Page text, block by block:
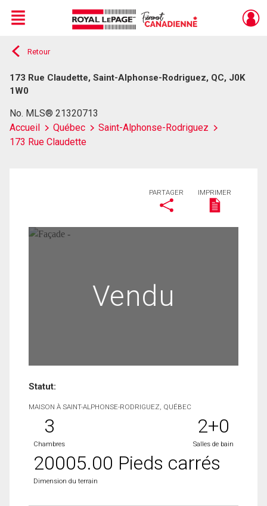
Live
En Direct
Menu
Retour
173 Rue Claudette, Saint-Alphonse-Rodriguez, QC, J0K
1W0
No. MLS® 21320713
Accueil
Québec
Saint-Alphonse-Rodriguez
173 Rue Claudette
PARTAGER IMPRIMER
Vendu
Statut:
MAISON À SAINT-ALPHONSE-RODRIGUEZ, QUÉBEC
3
Chambres
2+0
Salles de bain
20005.00 Pieds carrés
Dimension du terrain